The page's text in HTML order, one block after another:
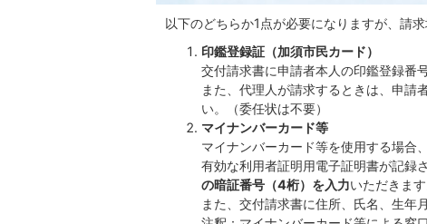
以下のどちらか1点が必要になりますが、請
印鑑登録証（加須市民カード）
交付請求書に申請者本人の印鑑登録番
また、代理人が請求するときは、申請
い。（委任状は不要）
マイナンバーカード等
マイナンバーカード等を使用する場合、
有効な利用者証明用電子証明書が記録
の暗証番号（4桁）を入力いただきま
また、交付請求書に住所、氏名、生年